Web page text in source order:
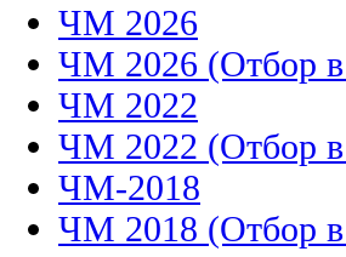
ЧМ 2026
ЧМ 2026 (Отбор в
ЧМ 2022
ЧМ 2022 (Отбор в
ЧМ-2018
ЧМ 2018 (Отбор в